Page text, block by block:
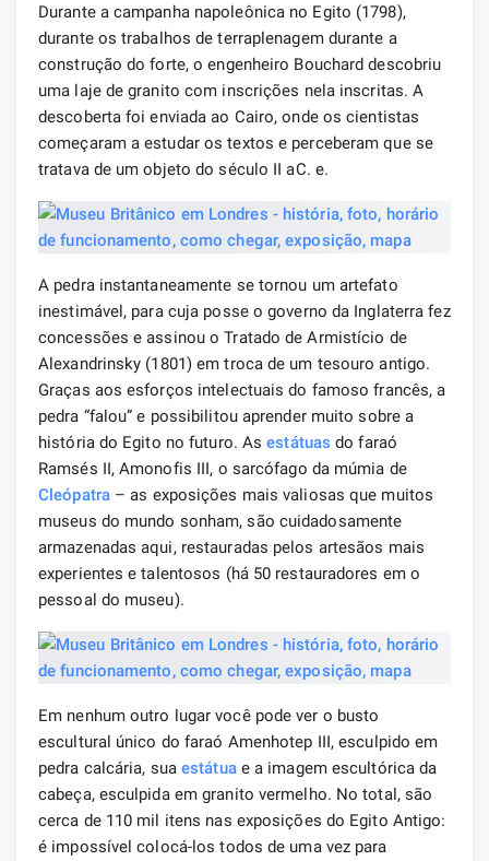
Durante a campanha napoleônica no Egito (1798),
durante os trabalhos de terraplenagem durante a
construção do forte, o engenheiro Bouchard descobriu
uma laje de granito com inscrições nela inscritas. A
descoberta foi enviada ao Cairo, onde os cientistas
começaram a estudar os textos e perceberam que se
tratava de um objeto do século II aC. e.
A pedra instantaneamente se tornou um artefato
inestimável, para cuja posse o governo da Inglaterra fez
concessões e assinou o Tratado de Armistício de
Alexandrinsky (1801) em troca de um tesouro antigo.
Graças aos esforços intelectuais do famoso francês, a
pedra “falou” e possibilitou aprender muito sobre a
história do Egito no futuro. Asestátuas do faraó
Ramsés II, Amonofis III, o sarcófago da múmia de
Cleópatra– as exposições mais valiosas que muitos
museus do mundo sonham, são cuidadosamente
armazenadas aqui, restauradas pelos artesãos mais
experientes e talentosos (há 50 restauradores em o
pessoal do museu).
Em nenhum outro lugar você pode ver o busto
escultural único do faraó Amenhotep III, esculpido em
pedra calcária, sua estátuae a imagem escultórica da
cabeça, esculpida em granito vermelho. No total, são
cerca de 110 mil itens nas exposições do Egito Antigo:
é impossível colocá-los todos de uma vez para